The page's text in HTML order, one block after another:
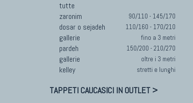
tutte
zaronim
90/110 - 145/170
dosar o sejadeh 110/160 - 170/210
gallerie fino a 3 metri
pardeh 150/200 - 210/270
gallerie oltre i 3 metri
kelley stretti e lunghi
TAPPETI CAUCASICI IN OUTLET >